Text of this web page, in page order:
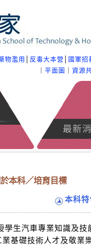
物濫用 反毒大本營
國軍招
平面圖 資源
最新
於本科／培育目標
本科特
學生汽車專業知識及技
業基礎技術人才及敬業